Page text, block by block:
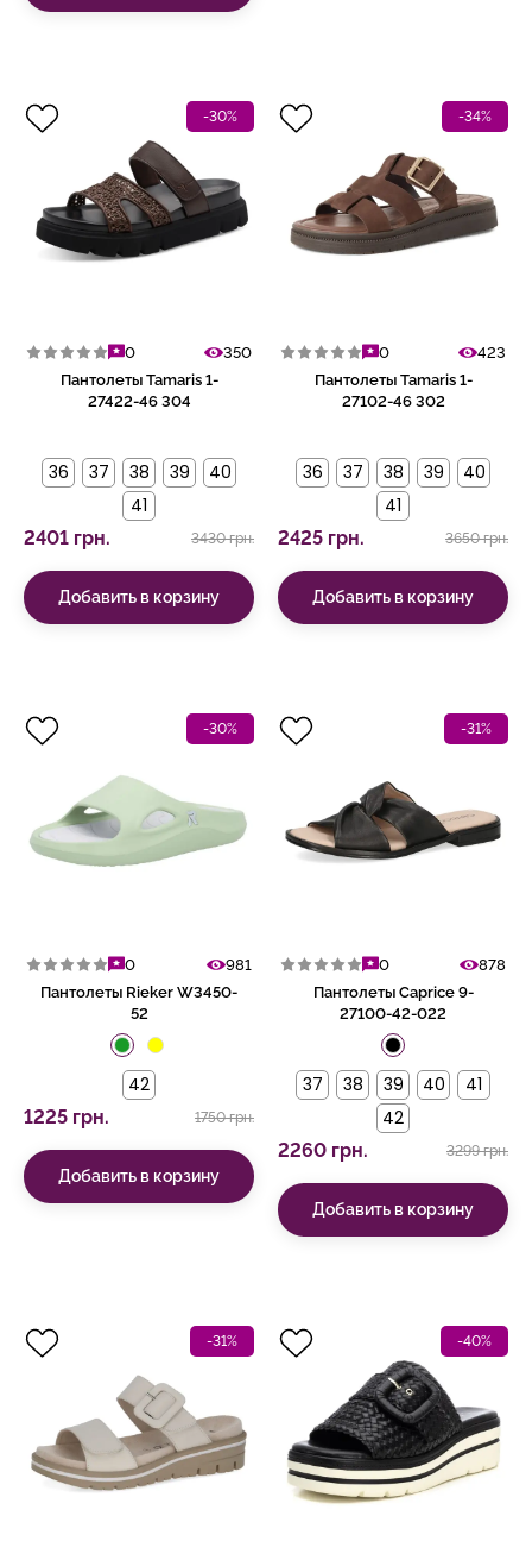
-30%
0
350
Пантолеты Tamaris 1-
27422-46 304
36 37 38 39
40
41
2401 грн. 3430 грн.
Добавить в корзину
-34%
0
423
Пантолеты Tamaris 1-
27102-46 302
36 37 38 39
40
41
2425 грн. 3650 грн.
Добавить в корзину
-30%
0
981
Пантолеты Rieker W3450-
52
42
1225 грн. 1750 грн.
Добавить в корзину
-31%
0
878
Пантолеты Caprice 9-
27100-42-022
37 38 39 40
41
42
2260 грн. 3299 грн.
Добавить в корзину
-31% -40%